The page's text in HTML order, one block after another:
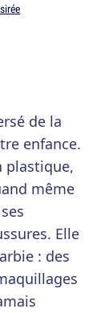
de la
enfance.
plastique,
même
Elle
: des